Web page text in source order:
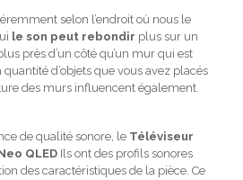
selon l’endroit où nous le
le son peut rebondir plus sur un
près d’un côté qu’un mur qui est
d’objets que vous avez placés
des murs influencent également.
de qualité sonore, leTéléviseur
QLEDIls ont des profils sonores
des caractéristiques de la pièce. Ce